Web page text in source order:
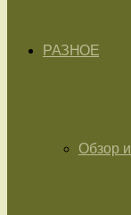
РАЗНОЕ
Обзор